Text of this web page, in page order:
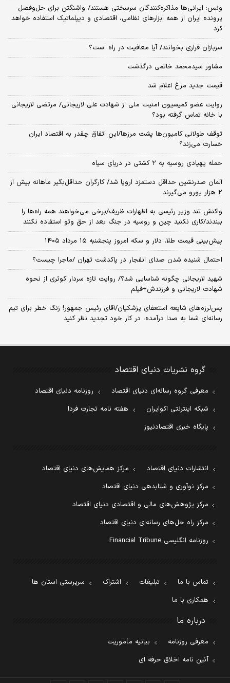
ونس: ایرانی‌ها مذاکره‌کنندگان سرسختی هستند/ واشنگتن برای حل‌وفصل
پرونده ایران از همه ابزارهای نظامی، اقتصادی و دیپلماتیک استفاده خواهد
کرد
سربازان فراری بخوانند/ آیا معافیت در راه است؟
مشاور سیدمحمد خاتمی درگذشت
قیمت جدید مرغ اعلام شد
روایت عضو کمیسیون امنیت ملی از شهادت علی لاریجانی/ مرتضی لاریجانی
با خانه تماس گرفته بود؟
توقف طولانی کامیون‌ها پشت مرزها/این اتفاق چقدر به اقتصاد ایران
خسارت می‌زند؟
حمله پهپادی روسیه به ۲ کشتی در دریای سیاه
آلمان صدرنشین حداقل دستمزد اروپا شد/ کارگران حداقل‌بگیر ماهانه بیش از
۲ هزار یورو می‌گیرند
واکنش تند وزیر رئیسی به اظهارات ظریف/برخی می‌خواهند همه راه‌ها را
ببندند/کاری نکنید چین و روسیه در جنگ بعد از حق وتو استفاده نکنند
پیش‌بینی قیمت طلا، دلار و سکه امروز پنجشنبه ۱۵ مرداد ۱۴۰۵
احتمال شنیده شدن صدای انفجار در پاکدشت تهران /ماجرا چیست؟
شهید لاریجانی چگونه شناسایی شد؟/ روایت تازه سردار کوثری از نحوه
شهادت لاریجانی و فرزندش+فیلم
پس‌لرزه‌های شایعه استعفای پزشکیان/آقای رئیس جمهور! زنگ خطر برای تیم
رسانه‌ای شما به صدا درآمده، در کار خود تجدید نظر کنید
گروه نشریات دنیای اقتصاد
معرفی گروه رسانه‌ای دنیای اقتصاد
روزنامه دنیای اقتصاد
شبکه اینترنتی اکوایران
هفته نامه تجارت فردا
پایگاه خبری اقتصادنیوز
انتشارات دنیای اقتصاد
مرکز همایش‌های دنیای اقتصاد
مرکز نوآوری و شتابدهی دنیای اقتصاد
مرکز پژوهش‌های مالی و اقتصادی دنیای اقتصاد
مرکز راه حل‌های رسانه‌ای دنیای اقتصاد
روزنامه انگلیسی Financial Tribune
تماس با ما تبلیغات اشتراک
سرپرستی استان ها
همکاری با ما
درباره ما
معرفی روزنامه
بیانیه مأموریت
آئین نامه اخلاق حرفه ای